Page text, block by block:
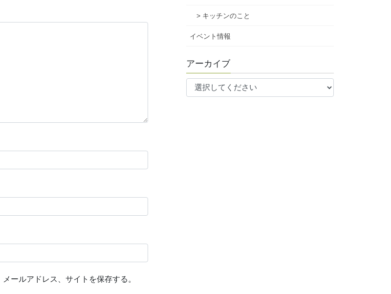
ールアドレス、サイトを保存する。
> キッチンのこと
イベント情報
アーカイブ